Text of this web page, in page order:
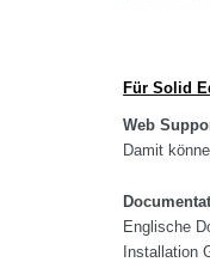
Für Solid
Web
Damit
Englische
Installation